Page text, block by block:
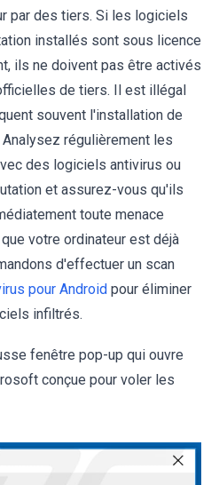
par des tiers. Si les logiciels
installés sont sous licence
ils ne doivent pas être activés
de tiers. Il est illégal
souvent l'installation de
régulièrement les
des logiciels antivirus ou
et assurez-vous qu'ils
toute menace
votre ordinateur est déjà
d'effectuer un scan
pour Android pour éliminer
infiltrés.
fenêtre pop-up qui ouvre
conçue pour voler les